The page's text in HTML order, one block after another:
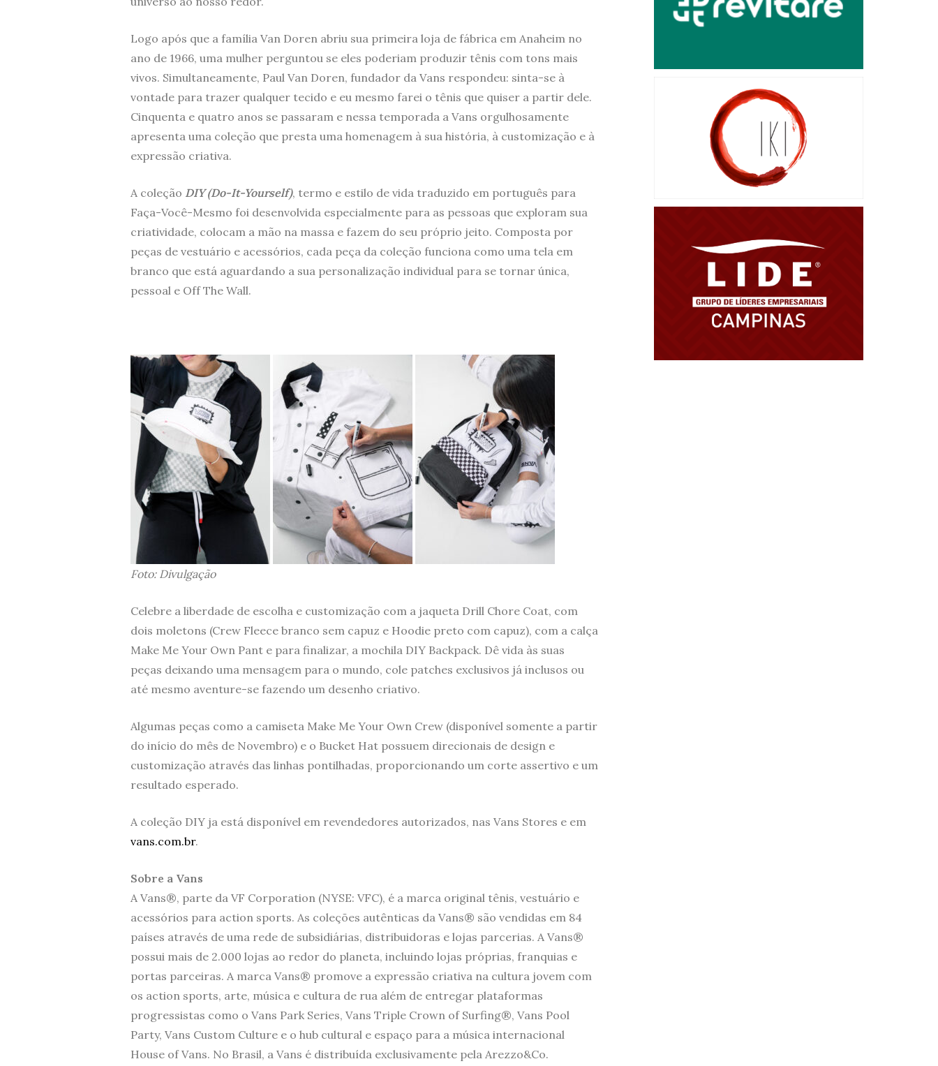
Logo após que a família Van Doren abriu sua primeira loja de fábrica em Anaheim no
ano de 1966, uma mulher perguntou se eles poderiam produzir tênis com tons mais
vivos. Simultaneamente, Paul Van Doren, fundador da Vans respondeu: sinta-se à
vontade para trazer qualquer tecido e eu mesmo farei o tênis que quiser a partir dele.
Cinquenta e quatro anos se passaram e nessa temporada a Vans orgulhosamente
apresenta uma coleção que presta uma homenagem à sua história, à customização e à
expressão criativa.
A coleção DIY (Do-It-Yourself), termo e estilo de vida traduzido em português para
Faça-Você-Mesmo foi desenvolvida especialmente para as pessoas que exploram sua
criatividade, colocam a mão na massa e fazem do seu próprio jeito. Composta por
peças de vestuário e acessórios, cada peça da coleção funciona como uma tela em
branco que está aguardando a sua personalização individual para se tornar única,
pessoal e Off The Wall.
Foto: Divulgação
Celebre a liberdade de escolha e customização com a jaqueta Drill Chore Coat, com
dois moletons (Crew Fleece branco sem capuz e Hoodie preto com capuz), com a calça
Make Me Your Own Pant e para finalizar, a mochila DIY Backpack. Dê vida às suas
peças deixando uma mensagem para o mundo, cole patches exclusivos já inclusos ou
até mesmo aventure-se fazendo um desenho criativo.
Algumas peças como a camiseta Make Me Your Own Crew (disponível somente a partir
do início do mês de Novembro) e o Bucket Hat possuem direcionais de design e
customização através das linhas pontilhadas, proporcionando um corte assertivo e um
resultado esperado.
A coleção DIY ja está disponível em revendedores autorizados, nas Vans Stores e em
vans.com.br.
Sobre a Vans
A Vans®, parte da VF Corporation (NYSE: VFC), é a marca original tênis, vestuário e
acessórios para action sports. As coleções autênticas da Vans® são vendidas em 84
países através de uma rede de subsidiárias, distribuidoras e lojas parcerias. A Vans®
possui mais de 2.000 lojas ao redor do planeta, incluindo lojas próprias, franquias e
portas parceiras. A marca Vans® promove a expressão criativa na cultura jovem com
os action sports, arte, música e cultura de rua além de entregar plataformas
progressistas como o Vans Park Series, Vans Triple Crown of Surfing®, Vans Pool
Party, Vans Custom Culture e o hub cultural e espaço para a música internacional
House of Vans. No Brasil, a Vans é distribuída exclusivamente pela Arezzo&Co.